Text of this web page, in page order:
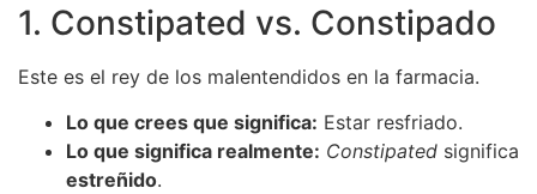
1. Constipated vs. Constipado
Este es el rey de los malentendidos en la farmacia.
Lo que crees que significa: Estar resfriado.
Lo que significa realmente: Constipated significa
estreñido.